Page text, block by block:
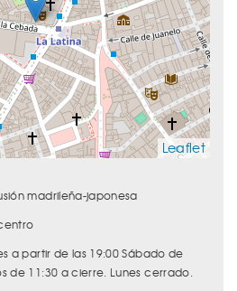
Leaflet
madrileña-japonesa
a partir de las 19:00 Sábado de
de 11:30 a cierre. Lunes cerrado.